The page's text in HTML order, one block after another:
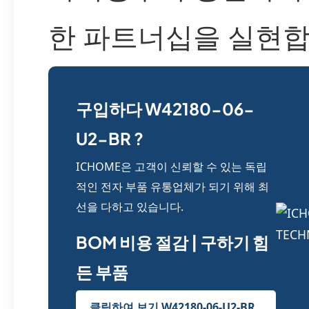
한 파트너십을 실현
구입하다 W42180-06-
U2-BR ?
ICHOME은 고객이 신뢰할 수 있는 독립
적인 전자 부품 유통업체가 되기 위해 최
선을 다하고 있습니다.
BOM 비용 절감 | 구하기 힘
든 부품